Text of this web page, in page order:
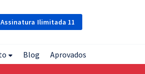
Assinatura Ilimitada 11
Blog Aprovados